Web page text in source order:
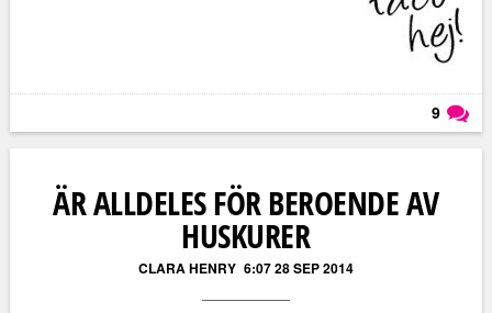
9
ÄR ALLDELES FÖR BEROENDE AV
HUSKURER
CLARA HENRY 6:07 28 SEP 2014